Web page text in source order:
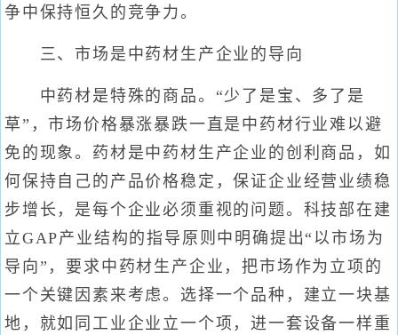
争中保持恒久的竞争力。
三、市场是中药材生产企业的导向
中药材是特殊的商品。“少了是宝、多了是
草”，市场价格暴涨暴跌一直是中药材行业难以避
免的现象。药材是中药材生产企业的创利商品，如
何保持自己的产品价格稳定，保证企业经营业绩稳
步增长，是每个企业必须重视的问题。科技部在建
立GAP产业结构的指导原则中明确提出“以市场为
导向”，要求中药材生产企业，把市场作为立项的
一个关键因素来考虑。选择一个品种，建立一块基
地，就如同工业企业立一个项，进一套设备一样重